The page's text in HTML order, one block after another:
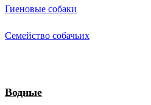
Гиеновые собаки
Семейство собачьих
Водные